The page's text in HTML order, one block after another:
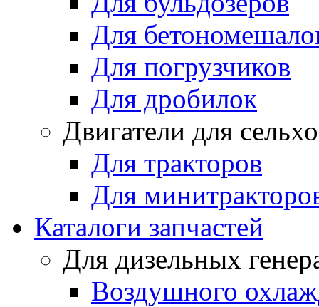
Для
Для погрузчиков
Для дробилок
Двигатели для
Для тракторов
Для
Каталоги запчастей
Для дизельных
Воздушного